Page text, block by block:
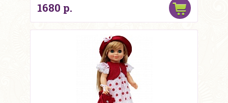
1680 р.